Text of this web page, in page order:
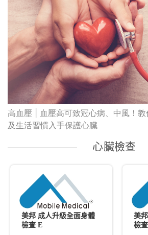
高血壓 | 血壓高可致冠心病、中風！教你5招從飲食、運動
及生活習慣入手保護心臟